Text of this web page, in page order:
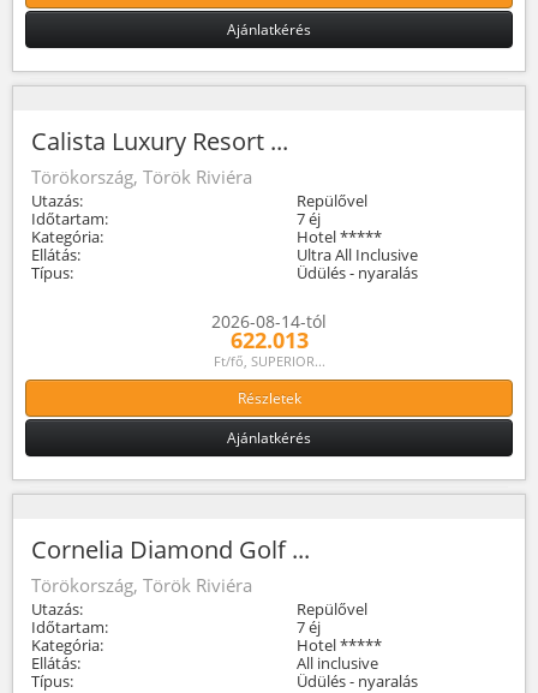
Ajánlatkérés
Calista Luxury Resort ...
Törökország, Török Riviéra
Utazás:
Repülővel
Időtartam:
7 éj
Kategória:
Hotel *****
Ellátás:
Ultra All Inclusive
Típus:
Üdülés - nyaralás
2026-08-14-tól
622.013
Ft/fő, SUPERIOR...
Részletek
Ajánlatkérés
Cornelia Diamond Golf ...
Törökország, Török Riviéra
Utazás:
Repülővel
Időtartam:
7 éj
Kategória:
Hotel *****
Ellátás:
All inclusive
Típus:
Üdülés - nyaralás